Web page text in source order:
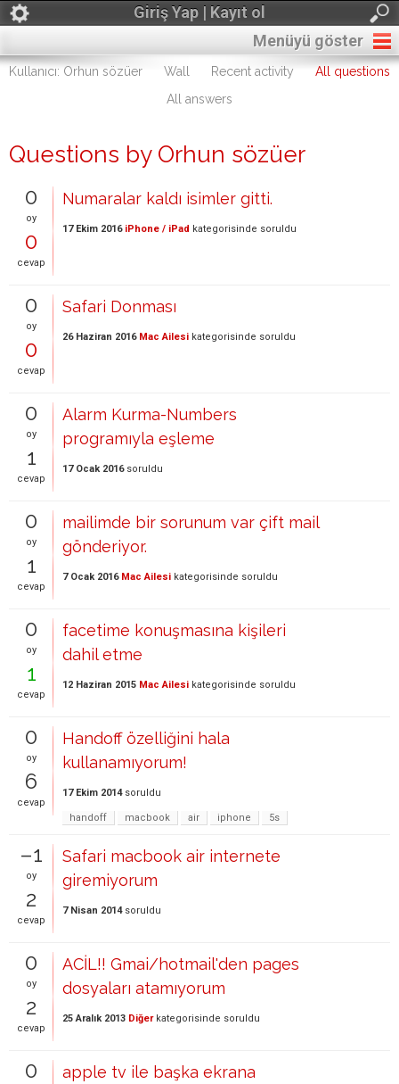
Giriş Yap | Kayıt ol
Menüyü göster
Kullanıcı: Orhun sözüer Wall Recent activity
All questions
All answers
Questions by Orhun sözüer
0
oy
0
cevap
Numaralar kaldı isimler gitti.
17 Ekim 2016 iPhone / iPad kategorisinde soruldu
0
oy
0
cevap
Safari Donması
26 Haziran 2016 Mac Ailesi kategorisinde soruldu
0
oy
1
cevap
Alarm Kurma-Numbers
programıyla eşleme
17 Ocak 2016 soruldu
0
oy
1
cevap
mailimde bir sorunum var çift mail
gönderiyor.
7 Ocak 2016 Mac Ailesi kategorisinde soruldu
0
oy
1
cevap
facetime konuşmasına kişileri
dahil etme
12 Haziran 2015 Mac Ailesi kategorisinde soruldu
0
oy
6
cevap
Handoff özelliğini hala
kullanamıyorum!
17 Ekim 2014 soruldu
handoff macbook air iphone 5s
–1
oy
2
cevap
Safari macbook air internete
giremiyorum
7 Nisan 2014 soruldu
0
oy
2
cevap
ACİL!! Gmai/hotmail'den pages
dosyaları atamıyorum
25 Aralık 2013 Diğerkategorisinde soruldu
0
apple tv ile başka ekrana